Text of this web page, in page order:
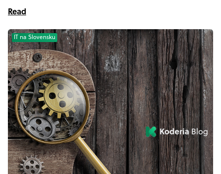
Read
IT na Slovensku